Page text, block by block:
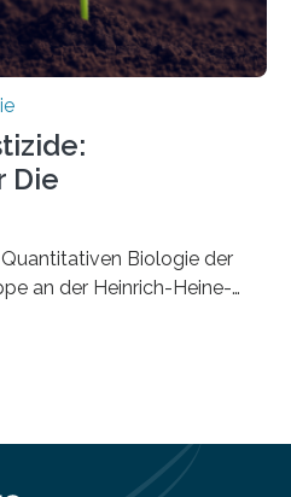
Die
Biologie der
an der Heinrich-Heine-
Bakterien auf
für Forschung,
(BMFTR) fördert das